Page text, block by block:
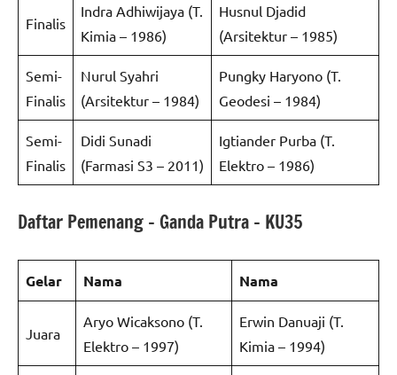
Finalis
Indra Adhiwijaya (T.
Kimia – 1986)
Husnul Djadid
(Arsitektur – 1985)
Semi-
Finalis
Nurul Syahri
(Arsitektur – 1984)
Pungky Haryono (T.
Geodesi – 1984)
Semi-
Finalis
Didi Sunadi
(Farmasi S3 – 2011)
Igtiander Purba (T.
Elektro – 1986)
Daftar Pemenang – Ganda Putra – KU35
Gelar Nama Nama
Juara
Aryo Wicaksono (T.
Elektro – 1997)
Erwin Danuaji (T.
Kimia – 1994)